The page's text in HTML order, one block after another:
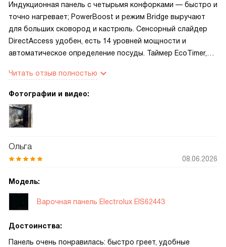
Индукционная панель с четырьмя конфорками — быстро и
точно нагревает; PowerBoost и режим Bridge выручают
для больших сковород и кастрюль. Сенсорный слайдер
DirectAccess удобен, есть 14 уровней мощности и
автоматическое определение посуды. Таймер EcoTimer,
добавляют уверенности. Защита от детей, блокировка и
управление вытяжкой через Hob2Hood — спокойнее,
Читать отзыв полностью
Фотографии и видео:
Ольга
08.06.2026
Модель:
Варочная панель Electrolux EIS62443
Достоинства:
Панель очень понравилась: быстро греет, удобные